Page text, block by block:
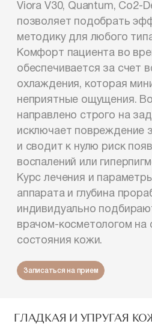
Viora V30, Quantum, Co2-
позволяет подобрать
методику для любого
Комфорт пациента во
обеспечивается за счет
охлаждения, которая
неприятные ощущения.
направлено строго на
исключает повреждение
и сводит к нулю риск
воспалений или
Курс лечения и
аппарата и глубина
индивидуально
врачом-косметологом на
состояния кожи.
Записаться на прием
ГЛАДКАЯ И УПРУГАЯ